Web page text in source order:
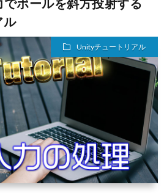
でボールを斜方投射する
ル
Unityチュートリアル